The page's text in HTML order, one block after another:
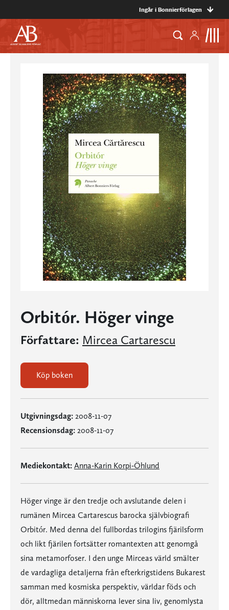
Ingår i Bonnierförlagen
Orbitór. Höger vinge
Författare: Mircea Cartarescu
Köp boken
Utgivningsdag: 2008-11-07
Recensionsdag: 2008-11-07
Mediekontakt: Anna-Karin Korpi-Öhlund
Höger vinge är den tredje och avslutande delen i
rumänen Mircea Cartarescus barocka självbiografi
Orbitór. Med denna del fullbordas trilogins fjärilsform
och likt fjärilen fortsätter romantexten att genomgå
sina metamorfoser. I den unge Mirceas värld smälter
de vardagliga detaljerna från efterkrigstidens Bukarest
samman med kosmiska perspektiv, världar föds och
dör, alltmedan människorna lever sina liv, genomlysta